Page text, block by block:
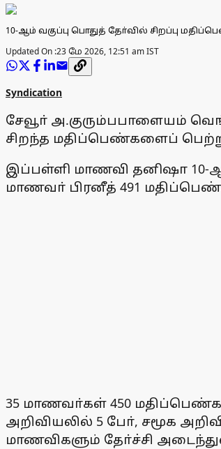
10-ஆம் வகுப்பு பொதுத் தோ்வில் சிறப்பு
Updated On :23 மே 2026, 12:51 am IST
Syndication
சேவூா் அ.குரும்பபாளையம்
சிறந்த மதிப்பெண்களைப்
இப்பள்ளி மாணவி தனிஷா 10-ஆம்
மாணவா் பிரனீத் 491
35 மாணவா்கள் 450
அறிவியலில் 5 போ், சமூக
மாணவிகளும் தோ்ச்சி